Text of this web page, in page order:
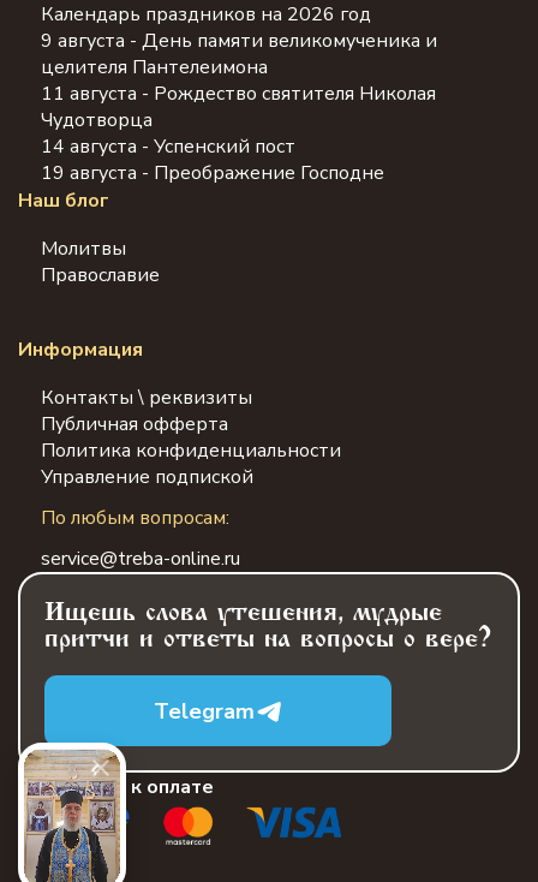
Календарь праздников на 2026 год
9 августа - День памяти великомученика и
целителя Пантелеимона
11 августа - Рождество святителя Николая
Чудотворца
14 августа - Успенский пост
19 августа - Преображение Господне
Наш блог
Молитвы
Православие
Информация
Контакты \ реквизиты
Публичная офферта
Политика конфиденциальности
Управление подпиской
По любым вопросам:
service@treba-online.ru
Ищешь слова утешения, мудрые
притчи и ответы на вопросы о вере?
Telegram
Принимаем к оплате